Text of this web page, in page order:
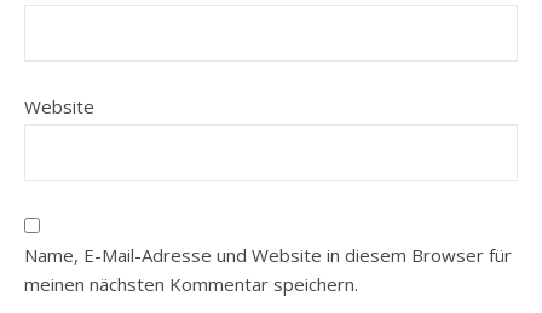
Website
Name, E-Mail-Adresse und Website in diesem Browser für
meinen nächsten Kommentar speichern.